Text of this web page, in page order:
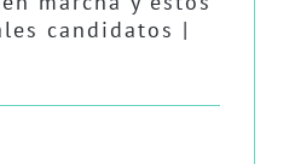
candidatos |